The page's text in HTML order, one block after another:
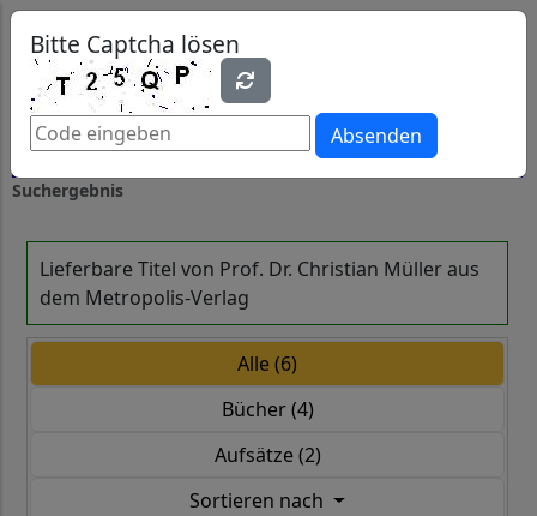
Bitte Captcha lösen
Absenden
Suchergebnis
Lieferbare Titel von Prof. Dr. Christian Müller aus
dem Metropolis-Verlag
Alle (6)
Bücher (4)
Aufsätze (2)
Sortieren nach